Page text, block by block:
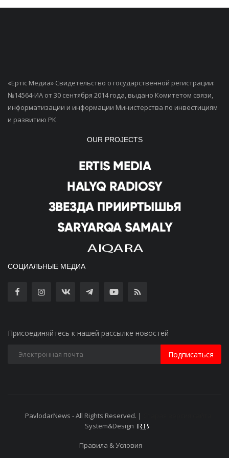
«Ертiс Медиа» Свидетельство о государственной регистрации:
№14564-ИА от 30 сентября 2014 года, выдано Комитетом связи,
информатизации и информации Министерства по инвестициям
и развитию РК
OUR PROJECTS
СОЦИАЛЬНЫЕ МЕДИА
Присоединяйтесь к нашей рассылке новостей
Подписаться
PavlodarNews - All Rights Reserved. |
System&Design
Правила & Условия